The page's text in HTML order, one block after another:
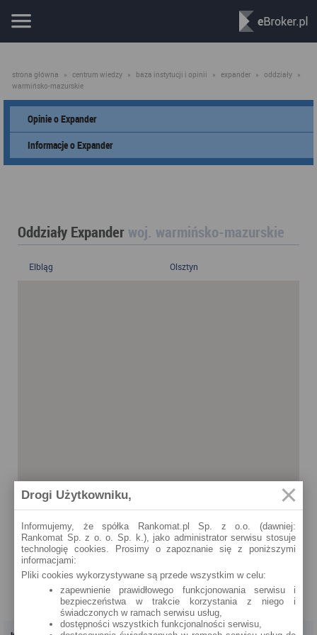
strona główna » centrum wiedzy » baza instytucji i opinii » expander » oddziały »
warmińsko-mazurskie
Opinie o Expander
Informacje o Expander
Oddziały Expander woj. warmińsko-mazurskie
Elbląg Olsztyn
Drogi Użytkowniku,
Informujemy, że spółka Rankomat.pl Sp. z o.o. (dawniej:
Rankomat Sp. z o. o. Sp. k.), jako administrator serwisu stosuje
technologię cookies. Prosimy o zapoznanie się z poniższymi
informacjami:
Pliki cookies wykorzystywane są przede wszystkim w celu:
zapewnienie prawidłowego funkcjonowania serwisu i
bezpieczeństwa w trakcie korzystania z niego i
świadczonych w ramach serwisu usług,
dostępności wszystkich funkcjonalności serwisu,